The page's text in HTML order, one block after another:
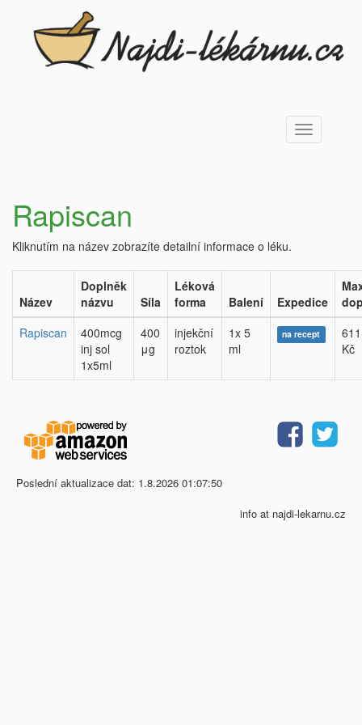
Toggle
navigation
Rapiscan
Kliknutím na název zobrazíte detailní informace o léku.
Název
Doplněk
názvu
Síla
Léková
forma
Balení Expedice
Rapiscan
400mcg
inj sol
1x5ml
400
μg
injekční
roztok
1x 5
ml
na recept
Kč
Poslední aktualizace dat: 1.8.2026 01:07:50
info at najdi-lekarnu.cz